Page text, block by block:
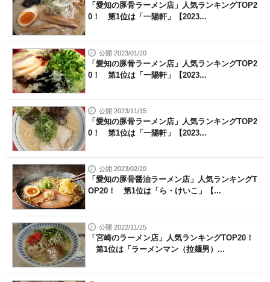
「愛知の豚骨ラーメン店」人気ランキングTOP2
0！ 第1位は「一陽軒」【2023...
公開 2023/01/20
「愛知の豚骨ラーメン店」人気ランキングTOP2
0！ 第1位は「一陽軒」【2023...
公開 2023/11/15
「愛知の豚骨ラーメン店」人気ランキングTOP2
0！ 第1位は「一陽軒」【2023...
公開 2023/02/20
「愛知の豚骨醤油ラーメン店」人気ランキングT
OP20！ 第1位は「ら・けいこ」【...
公開 2022/11/25
「宮崎のラーメン店」人気ランキングTOP20！
第1位は「ラーメンマン（拉麺男）...